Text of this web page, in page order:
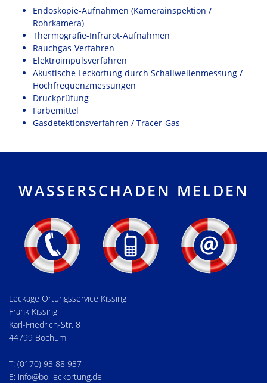
Endoskopie-Aufnahmen (Kamerainspektion /
Rohrkamera)
Thermografie-Infrarot-Aufnahmen
Rauchgas-Verfahren
Elektroimpulsverfahren
Akustische Leckortung durch Schallwellenmessung /
Hochfrequenzmessungen
Druckprüfung
Färbemittel
Gasdetektionsverfahren / Tracer-Gas
WASSERSCHADEN MELDEN
Leckage Ortungsservice Kissing
Frank Kissing
Karl-Friedrich-Str. 8
44799 Bochum
T: (0170) 93 88 937
E: info@bo-leckortung.de